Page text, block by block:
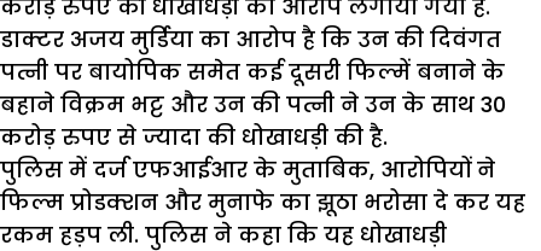
करोड़ रुपए की धोखाधड़ी का आरोप लगाया गया है.
डाक्टर अजय मुर्डिया का आरोप है कि उन की दिवंगत
पत्नी पर बायोपिक समेत कई दूसरी फिल्में बनाने के
बहाने विक्रम भट्ट और उन की पत्नी ने उन के साथ 30
करोड़ रुपए से ज्यादा की धोखाधड़ी की है.
पुलिस में दर्ज एफआईआर के मुताबिक, आरोपियों ने
फिल्म प्रोडक्शन और मुनाफे का झूठा भरोसा दे कर यह
रकम हड़प ली. पुलिस ने कहा कि यह धोखाधड़ी